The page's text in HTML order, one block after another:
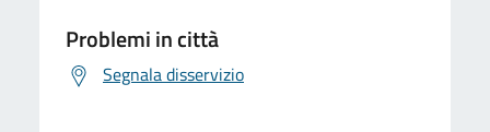
Problemi in città
Segnala disservizio